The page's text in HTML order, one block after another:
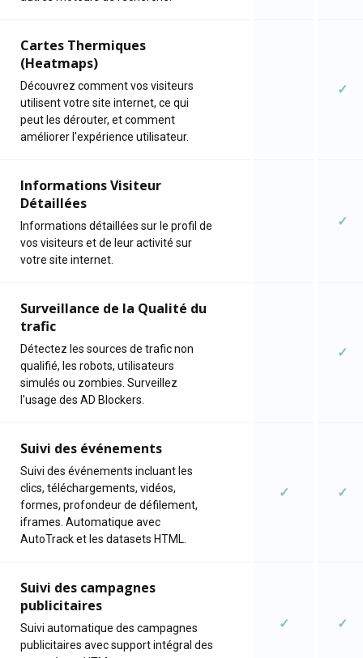
Cartes Thermiques
(Heatmaps)
Découvrez comment vos visiteurs
utilisent votre site internet, ce qui
peut les dérouter, et comment
améliorer l'expérience utilisateur.
✓
Informations Visiteur
Détaillées
Informations détaillées sur le profil de
vos visiteurs et de leur activité sur
votre site internet.
✓
Surveillance de la Qualité du
trafic
Détectez les sources de trafic non
qualifié, les robots, utilisateurs
simulés ou zombies. Surveillez
l'usage des AD Blockers.
✓
Suivi des événements
Suivi des événements incluant les
clics, téléchargements, vidéos,
formes, profondeur de défilement,
iframes. Automatique avec
AutoTrack et les datasets HTML.
✓ ✓
Suivi des campagnes
publicitaires
Suivi automatique des campagnes
publicitaires avec support intégral des
✓ ✓